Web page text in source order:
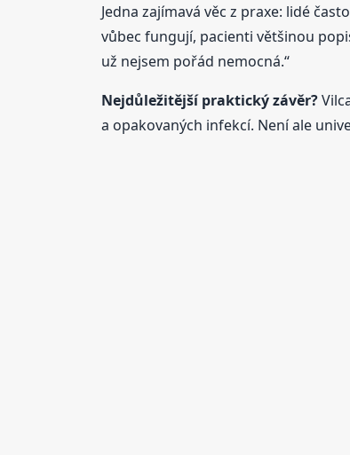
Jedna zajímavá věc z praxe: lidé
vůbec fungují, pacienti většinou
už nejsem pořád nemocná.“
Nejdůležitější praktický závěr?
a opakovaných infekcí. Není ale